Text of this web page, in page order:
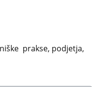
prakse, podjetja,